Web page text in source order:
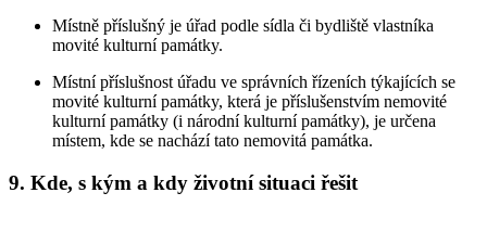
Místně příslušný je úřad podle sídla či bydliště vlastníka
movité kulturní památky.
Místní příslušnost úřadu ve správních řízeních týkajících se
movité kulturní památky, která je příslušenstvím nemovité
kulturní památky (i národní kulturní památky), je určena
místem, kde se nachází tato nemovitá památka.
9. Kde, s kým a kdy životní situaci řešit